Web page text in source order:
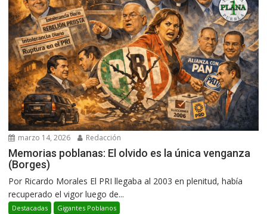
marzo 14, 2026 Redacción
Memorias poblanas: El olvido es la única venganza
(Borges)
Por Ricardo Morales El PRI llegaba al 2003 en plenitud, había
recuperado el vigor luego de...
Destacadas Gigantes Poblanos